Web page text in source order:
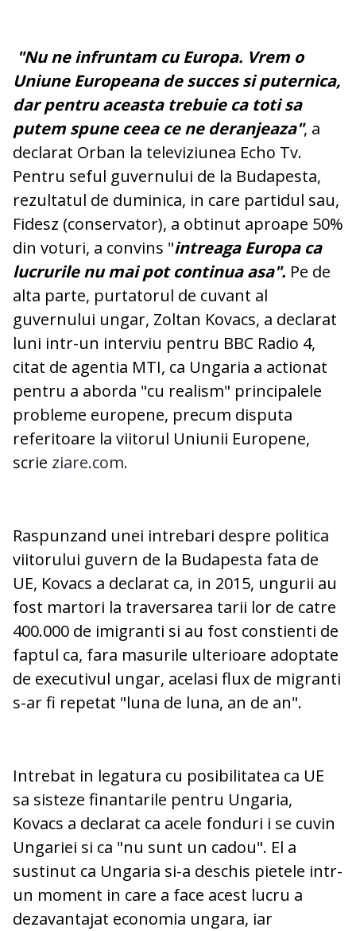
"Nu ne infruntam cu Europa. Vrem o
Uniune Europeana de succes si puternica,
dar pentru aceasta trebuie ca toti sa
putem spune ceea ce ne deranjeaza", a
declarat Orban la televiziunea Echo Tv.
Pentru seful guvernului de la Budapesta,
rezultatul de duminica, in care partidul sau,
Fidesz (conservator), a obtinut aproape 50%
din voturi, a convins "intreaga Europa ca
lucrurile nu mai pot continua asa". Pe de
alta parte, purtatorul de cuvant al
guvernului ungar, Zoltan Kovacs, a declarat
luni intr-un interviu pentru BBC Radio 4,
citat de agentia MTI, ca Ungaria a actionat
pentru a aborda "cu realism" principalele
probleme europene, precum disputa
referitoare la viitorul Uniunii Europene,
scrie ziare.com.
Raspunzand unei intrebari despre politica
viitorului guvern de la Budapesta fata de
UE, Kovacs a declarat ca, in 2015, ungurii au
fost martori la traversarea tarii lor de catre
400.000 de imigranti si au fost constienti de
faptul ca, fara masurile ulterioare adoptate
de executivul ungar, acelasi flux de migranti
s-ar fi repetat "luna de luna, an de an".
Intrebat in legatura cu posibilitatea ca UE
sa sisteze finantarile pentru Ungaria,
Kovacs a declarat ca acele fonduri i se cuvin
Ungariei si ca "nu sunt un cadou". El a
sustinut ca Ungaria si-a deschis pietele intr-
un moment in care a face acest lucru a
dezavantajat economia ungara, iar